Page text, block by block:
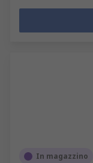
In magazzino